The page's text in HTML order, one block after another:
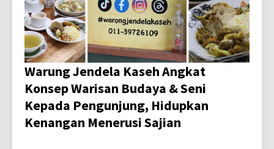
Warung Jendela Kaseh Angkat
Konsep Warisan Budaya & Seni
Kepada Pengunjung, Hidupkan
Kenangan Menerusi Sajian